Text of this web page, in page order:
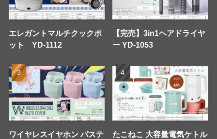
エレガントマルチクックポ
ット YD-1112
【完売】3in1ヘアドライヤ
ー YD-1053
ワイヤレスイヤホン パステ
たこねこ 大容量電気ケトル